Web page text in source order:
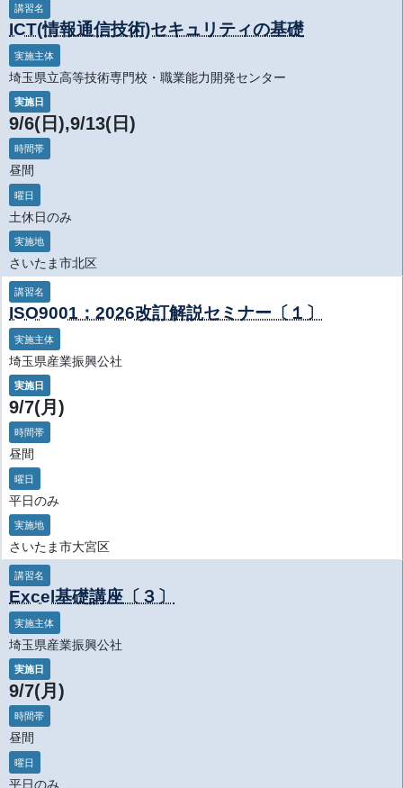
講習名
ICT(情報通信技術)セキュリティの基礎
実施主体
埼玉県立高等技術専門校・職業能力開発センター
実施日
9/6(日),9/13(日)
時間帯
昼間
曜日
土休日のみ
実施地
さいたま市北区
講習名
ISO9001：2026改訂解説セミナー〔１〕
実施主体
埼玉県産業振興公社
実施日
9/7(月)
時間帯
昼間
曜日
平日のみ
実施地
さいたま市大宮区
講習名
Excel基礎講座〔３〕
実施主体
埼玉県産業振興公社
実施日
9/7(月)
時間帯
昼間
曜日
平日のみ